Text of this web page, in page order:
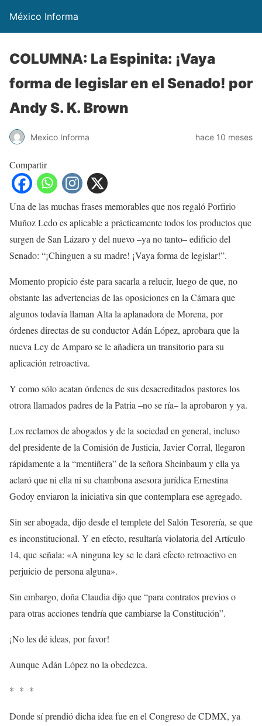
México Informa
COLUMNA: La Espinita: ¡Vaya
forma de legislar en el Senado! por
Andy S. K. Brown
Mexico Informa hace 10 meses
Compartir
Una de las muchas frases memorables que nos regaló Porfirio
Muñoz Ledo es aplicable a prácticamente todos los productos que
surgen de San Lázaro y del nuevo –ya no tanto– edificio del
Senado: “¡Chinguen a su madre! ¡Vaya forma de legislar!”.
Momento propicio éste para sacarla a relucir, luego de que, no
obstante las advertencias de las oposiciones en la Cámara que
algunos todavía llaman Alta la aplanadora de Morena, por
órdenes directas de su conductor Adán López, aprobara que la
nueva Ley de Amparo se le añadiera un transitorio para su
aplicación retroactiva.
Y como sólo acatan órdenes de sus desacreditados pastores los
otrora llamados padres de la Patria –no se ría– la aprobaron y ya.
Los reclamos de abogados y de la sociedad en general, incluso
del presidente de la Comisión de Justicia, Javier Corral, llegaron
rápidamente a la “mentiñera” de la señora Sheinbaum y ella ya
aclaró que ni ella ni su chambona asesora jurídica Ernestina
Godoy enviaron la iniciativa sin que contemplara ese agregado.
Sin ser abogada, dijo desde el templete del Salón Tesorería, se que
es inconstitucional. Y en efecto, resultaría violatoria del Artículo
14, que señala: «A ninguna ley se le dará efecto retroactivo en
perjuicio de persona alguna».
Sin embargo, doña Claudia dijo que “para contratos previos o
para otras acciones tendría que cambiarse la Constitución”.
¡No les dé ideas, por favor!
Aunque Adán López no la obedezca.
* * *
Donde sí prendió dicha idea fue en el Congreso de CDMX, ya